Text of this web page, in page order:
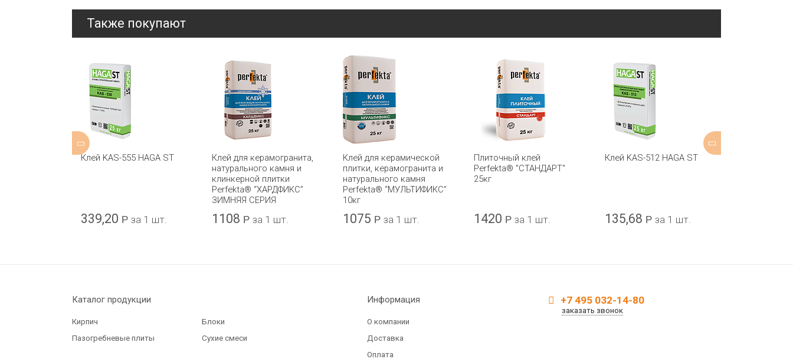
Также покупают
Клей KAS-555 HAGA ST
339,20 Р за 1 шт.
Клей для керамогранита,
натурального камня и
клинкерной плитки
Perfekta® “ХАРДФИКС”
ЗИМНЯЯ СЕРИЯ
1108 Р за 1 шт.
Клей для керамической
плитки, керамогранита и
натурального камня
Perfekta® “МУЛЬТИФИКС”
10кг
1075 Р за 1 шт.
Плиточный клей
Perfekta® "СТАНДАРТ"
25кг
1420 Р за 1 шт.
Клей KAS-512 HAGA ST
135,68 Р за 1 шт.
Каталог продукции
Кирпич
Блоки
Пазогребневые плиты
Сухие смеси
Информация
О компании
Доставка
Оплата
+7 495 032-14-80
заказать звонок